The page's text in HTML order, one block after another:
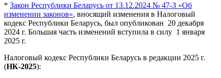
* Закон Республики Беларусь от 13.12.2024 № 47-З «Об
изменении законов», вносящий изменения в Налоговый
кодекс Республики Беларусь, был опубликован 20 декабря
2024 г. Большая часть изменений вступила в силу 1 января
2025 г.
Налоговый кодекс Республики Беларусь в редакции 2025 г.
(НК-2025):